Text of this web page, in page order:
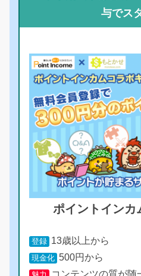
与でス
ポイントインカ
登録 13歳以上から
現金化 500円から